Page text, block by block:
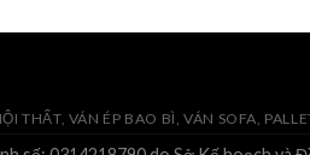
THẤT, VÁN ÉP BAO BÌ, VÁN SOFA,